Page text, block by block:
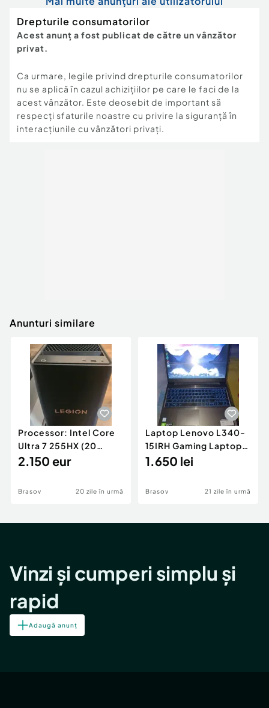
Drepturile consumatorilor
Acest anunț a fost publicat de către un vânzător
privat.
Ca urmare, legile privind drepturile consumatorilor
nu se aplică în cazul achizițiilor pe care le faci de la
acest vânzător. Este deosebit de important să
respecți sfaturile noastre cu privire la siguranță în
interacțiunile cu vânzători privați.
Anunturi similare
Processor: Intel Core
Ultra 7 255HX (20
cores: 8P + 12E, up to
2.150 eur
Brasov 20 zile în urmă
Laptop Lenovo L340-
15IRH Gaming Laptop
(ideapad) - Type 81LK
1.650 lei
Brasov 21 zile în urmă
Vinzi și cumperi simplu și
rapid
Adaugă anunț